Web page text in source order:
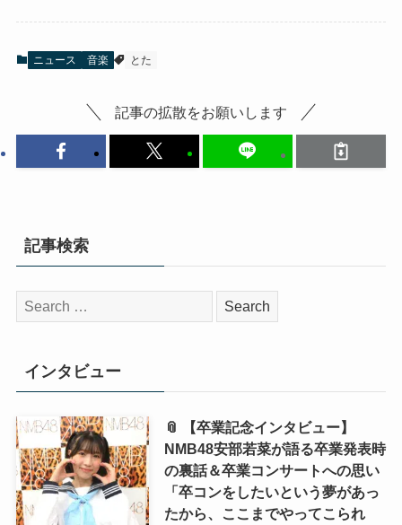
ニュース 音楽 とた
記事の拡散をお願いします
記事検索
検
索:
インタビュー
📎 【卒業記念インタビュー】
NMB48安部若菜が語る卒業発表時
の裏話＆卒業コンサートへの思い
「卒コンをしたいという夢があっ
たから、ここまでやってこられ